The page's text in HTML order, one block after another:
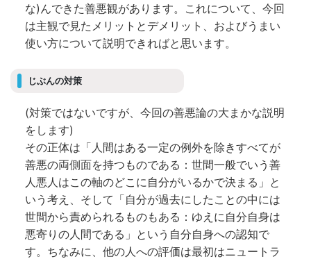
な)んできた善悪観があります。これについて、今回
は主観で見たメリットとデメリット、およびうまい
使い方について説明できればと思います。
じぶんの対策
(対策ではないですが、今回の善悪論の大まかな説明
をします)
その正体は「人間はある一定の例外を除きすべてが
善悪の両側面を持つものである：世間一般でいう善
人悪人はこの軸のどこに自分がいるかで決まる」と
いう考え、そして「自分が過去にしたことの中には
世間から責められるものもある：ゆえに自分自身は
悪寄りの人間である」という自分自身への認知で
す。ちなみに、他の人への評価は最初はニュートラ